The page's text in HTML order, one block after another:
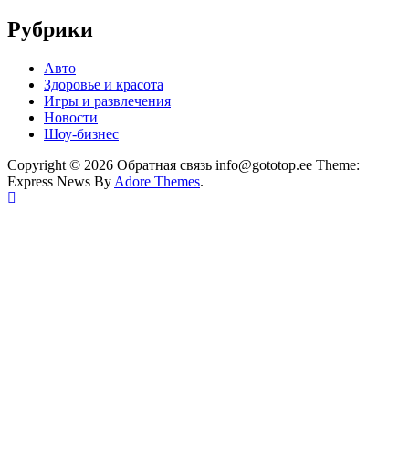
Рубрики
Авто
Здоровье и красота
Игры и развлечения
Новости
Шоу-бизнес
Copyright © 2026 Обратная связь info@gototop.ee Theme:
Express News By Adore Themes.